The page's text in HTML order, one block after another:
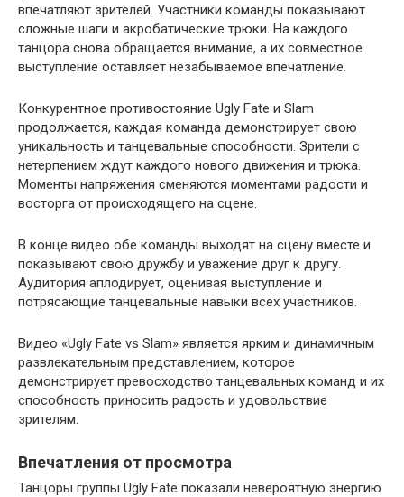
впечатляют зрителей. Участники команды показывают
сложные шаги и акробатические трюки. На каждого
танцора снова обращается внимание, а их совместное
выступление оставляет незабываемое впечатление.
Конкурентное противостояние Ugly Fate и Slam
продолжается, каждая команда демонстрирует свою
уникальность и танцевальные способности. Зрители с
нетерпением ждут каждого нового движения и трюка.
Моменты напряжения сменяются моментами радости и
восторга от происходящего на сцене.
В конце видео обе команды выходят на сцену вместе и
показывают свою дружбу и уважение друг к другу.
Аудитория аплодирует, оценивая выступление и
потрясающие танцевальные навыки всех участников.
Видео «Ugly Fate vs Slam» является ярким и динамичным
развлекательным представлением, которое
демонстрирует превосходство танцевальных команд и их
способность приносить радость и удовольствие
зрителям.
Впечатления от просмотра
Танцоры группы Ugly Fate показали невероятную энергию